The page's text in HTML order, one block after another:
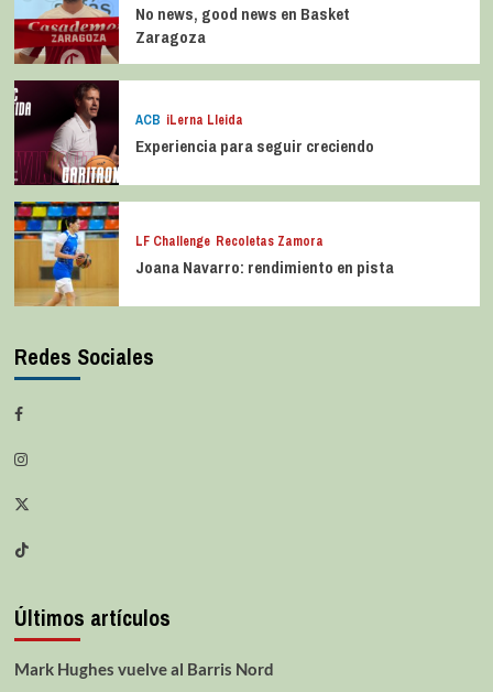
No news, good news en Basket
Zaragoza
ACB iLerna Lleida
Experiencia para seguir creciendo
LF Challenge Recoletas Zamora
Joana Navarro: rendimiento en pista
Redes Sociales
Últimos artículos
Mark Hughes vuelve al Barris Nord